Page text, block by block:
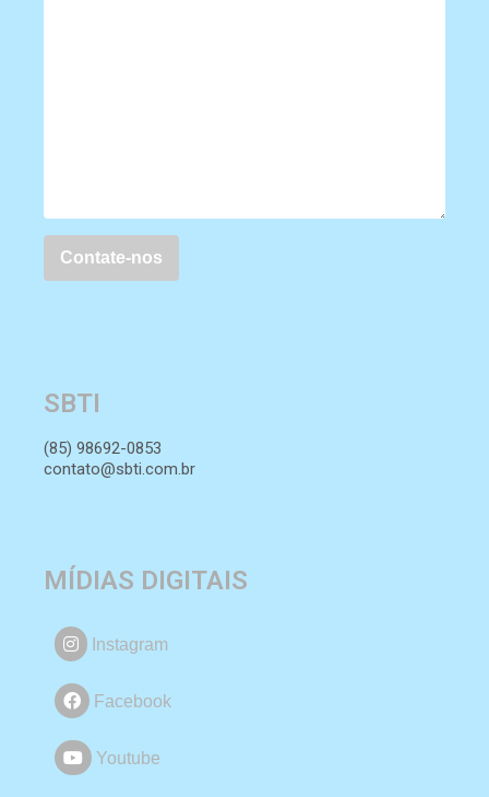
SBTI
(85) 98692-0853
contato@sbti.com.br
MÍDIAS DIGITAIS
Instagram
Facebook
Youtube